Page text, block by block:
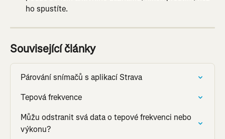
ho spustíte.
Související články
Párování snímačů s aplikací Strava
Tepová frekvence
Můžu odstranit svá data o tepové frekvenci nebo
výkonu?